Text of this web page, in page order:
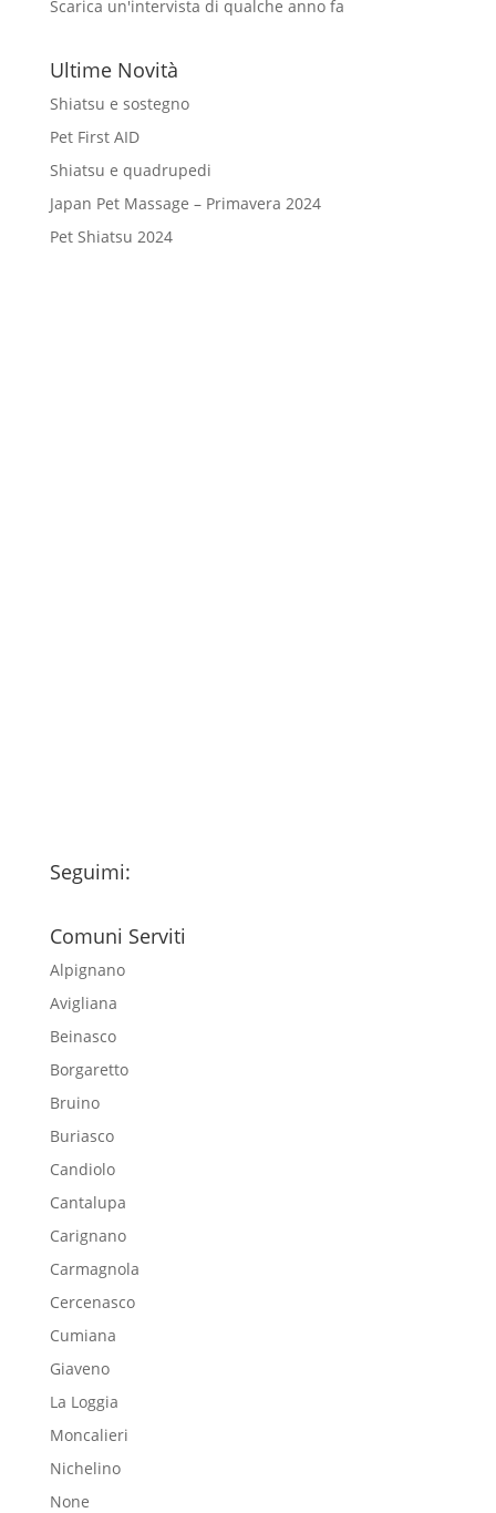
Scarica un'intervista di qualche anno fa
Ultime Novità
Shiatsu e sostegno
Pet First AID
Shiatsu e quadrupedi
Japan Pet Massage – Primavera 2024
Pet Shiatsu 2024
Seguimi:
Comuni Serviti
Alpignano
Avigliana
Beinasco
Borgaretto
Bruino
Buriasco
Candiolo
Cantalupa
Carignano
Carmagnola
Cercenasco
Cumiana
Giaveno
La Loggia
Moncalieri
Nichelino
None